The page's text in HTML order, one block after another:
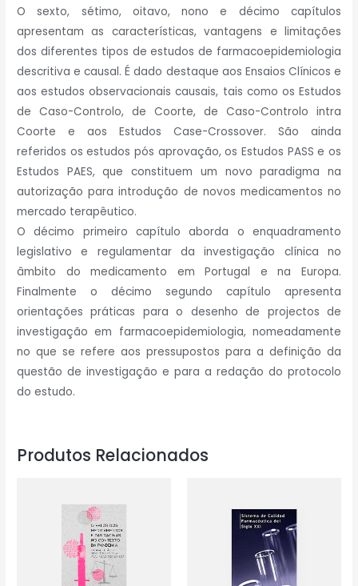
O sexto, sétimo, oitavo, nono e décimo capítulos
apresentam as características, vantagens e limitações
dos diferentes tipos de estudos de farmacoepidemiologia
descritiva e causal. É dado destaque aos Ensaios Clínicos e
aos estudos observacionais causais, tais como os Estudos
de Caso-Controlo, de Coorte, de Caso-Controlo intra
Coorte e aos Estudos Case-Crossover. São ainda
referidos os estudos pós aprovação, os Estudos PASS e os
Estudos PAES, que constituem um novo paradigma na
autorização para introdução de novos medicamentos no
mercado terapêutico.
O décimo primeiro capítulo aborda o enquadramento
legislativo e regulamentar da investigação clínica no
âmbito do medicamento em Portugal e na Europa.
Finalmente o décimo segundo capítulo apresenta
orientações práticas para o desenho de projectos de
investigação em farmacoepidemiologia, nomeadamente
no que se refere aos pressupostos para a definição da
questão de investigação e para a redação do protocolo
do estudo.
Produtos Relacionados